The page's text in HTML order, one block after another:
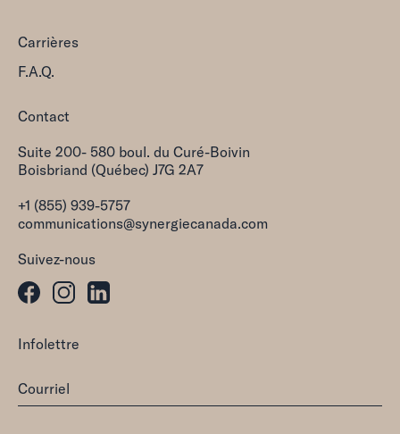
Carrières
F.A.Q.
Contact
Suite 200- 580 boul. du Curé-Boivin
Boisbriand (Québec) J7G 2A7
+1 (855) 939-5757
communications@synergiecanada.com
Suivez-nous
Infolettre